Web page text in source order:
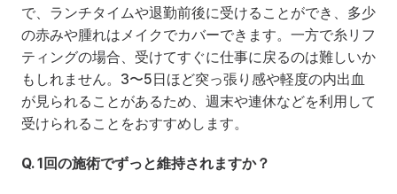
で、ランチタイムや退勤前後に受けることができ、多少
の赤みや腫れはメイクでカバーできます。一方で糸リフ
ティングの場合、受けてすぐに仕事に戻るのは難しいか
もしれません。3〜5日ほど突っ張り感や軽度の内出血
が見られることがあるため、週末や連休などを利用して
受けられることをおすすめします。
Q. 1回の施術でずっと維持されますか？